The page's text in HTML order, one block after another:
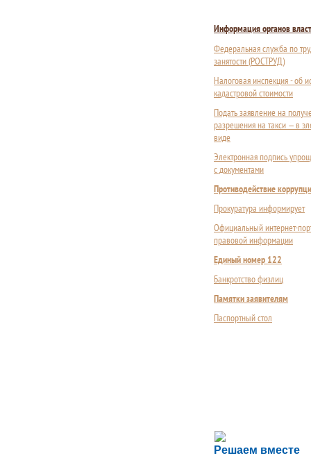
Информация органов
Федеральная служба по
занятости (РОСТРУД)
Налоговая инспекция - об
кадастровой стоимости
Подать заявление на
разрешения на такси — в
виде
Электронная подпись
с документами
Противодействие
Прокуратура информирует
Официальный интернет-
правовой информации
Единый номер 122
Банкротство физлиц
Памятки заявителям
Паспортный стол
Решаем вместе
Сложности с
Сообщите об этом